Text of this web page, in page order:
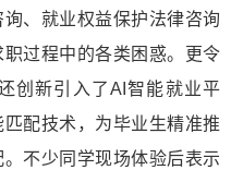
、就业权益保护法律咨询
过程中的各类困惑。更令
创新引入了AI智能就业平
配技术，为毕业生精准推
不少同学现场体验后表示